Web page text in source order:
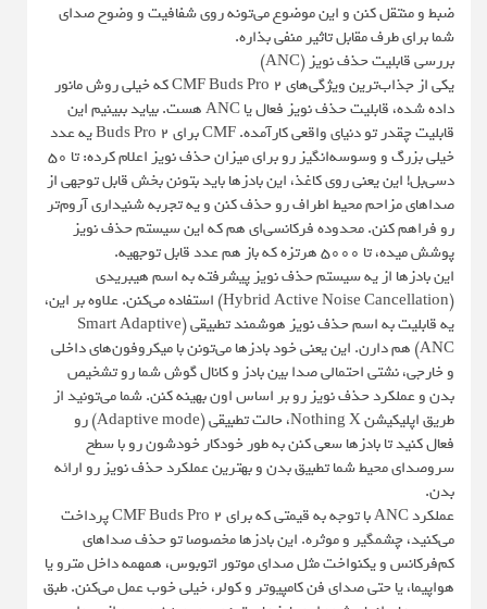
ضبط و منتقل کنن و این موضوع می‌تونه روی شفافیت و وضوح صدای
شما برای طرف مقابل تاثیر منفی بذاره.
بررسی قابلیت حذف نویز (ANC)
یکی از جذاب‌ترین ویژگی‌های CMF Buds Pro 2 که خیلی روش مانور
داده شده، قابلیت حذف نویز فعال یا ANC هست. بیاید ببینیم این
قابلیت چقدر تو دنیای واقعی کارآمده. CMF برای Buds Pro 2 یه عدد
خیلی بزرگ و وسوسه‌انگیز رو برای میزان حذف نویز اعلام کرده: تا ۵۰
دسی‌بل! این یعنی روی کاغذ، این بادزها باید بتونن بخش قابل توجهی از
صداهای مزاحم محیط اطراف رو حذف کنن و یه تجربه شنیداری آروم‌تر
رو فراهم کنن. محدوده فرکانسی‌ای هم که این سیستم حذف نویز
پوشش میده، تا ۵۰۰۰ هرتزه که باز هم عدد قابل توجهیه.
این بادزها از یه سیستم حذف نویز پیشرفته به اسم هیبریدی
(Hybrid Active Noise Cancellation) استفاده می‌کنن. علاوه بر این،
یه قابلیت به اسم حذف نویز هوشمند تطبیقی (Smart Adaptive
ANC) هم دارن. این یعنی خود بادزها می‌تونن با میکروفون‌های داخلی
و خارجی، نشتی احتمالی صدا بین بادز و کانال گوش شما رو تشخیص
بدن و عملکرد حذف نویز رو بر اساس اون بهینه کنن. شما می‌تونید از
طریق اپلیکیشن Nothing X، حالت تطبیقی (Adaptive mode) رو
فعال کنید تا بادزها سعی کنن به طور خودکار خودشون رو با سطح
سروصدای محیط شما تطبیق بدن و بهترین عملکرد حذف نویز رو ارائه
بدن.
عملکرد ANC با توجه به قیمتی که برای CMF Buds Pro 2 پرداخت
می‌کنید، چشمگیر و موثره. این بادزها مخصوصا تو حذف صداهای
کم‌فرکانس و یکنواخت مثل صدای موتور اتوبوس، همهمه داخل مترو یا
هواپیما، یا حتی صدای فن کامپیوتر و کولر، خیلی خوب عمل می‌کنن. طبق